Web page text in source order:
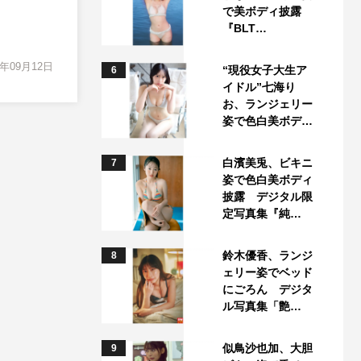
09月12日
で美ボディ披露
『BLT…
6
“現役女子大生ア
イドル”七海り
お、ランジェリー
姿で色白美ボデ…
7
白濱美兎、ビキニ
姿で色白美ボディ
披露 デジタル限
定写真集『純…
8
鈴木優香、ランジ
ェリー姿でベッド
にごろん デジタ
ル写真集「艶…
9
似鳥沙也加、大胆